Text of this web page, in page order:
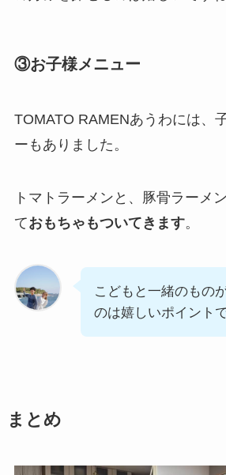
③お子様メニュー
TOMATO RAMENあうわには、
ーもありました。
トマトラーメンと、豚骨ラーメ
ておもちゃもついてきます。
こどもと一緒のもの
のは嬉しいポイント
まとめ